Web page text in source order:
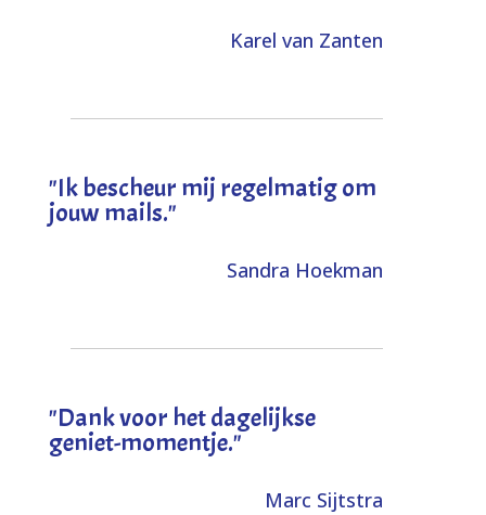
Karel van Zanten
"Ik bescheur mij regelmatig om
jouw mails."
Sandra Hoekman
"Dank voor het dagelijkse
geniet-momentje."
Marc Sijtstra